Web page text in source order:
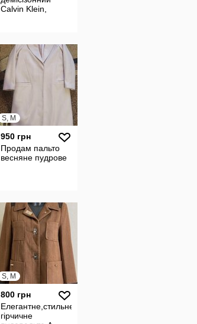
Calvin Klein,
S, M
950 грн
Продам пальто
весняне пудрове
S, M
800 грн
Елегантне,стильне
гірчичне